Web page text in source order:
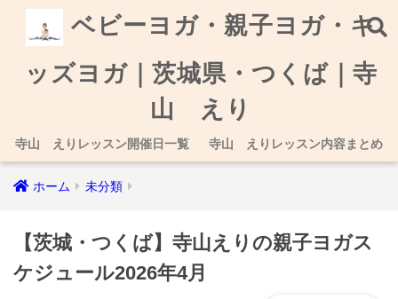
ベビーヨガ・親子ヨガ・キ
ッズヨガ｜茨城県・つくば｜寺
山 えり
寺山 えりレッスン開催日一覧 寺山 えりレッスン内容まとめ
ホーム 未分類
【茨城・つくば】寺山えりの親子ヨガス
ケジュール2026年4月